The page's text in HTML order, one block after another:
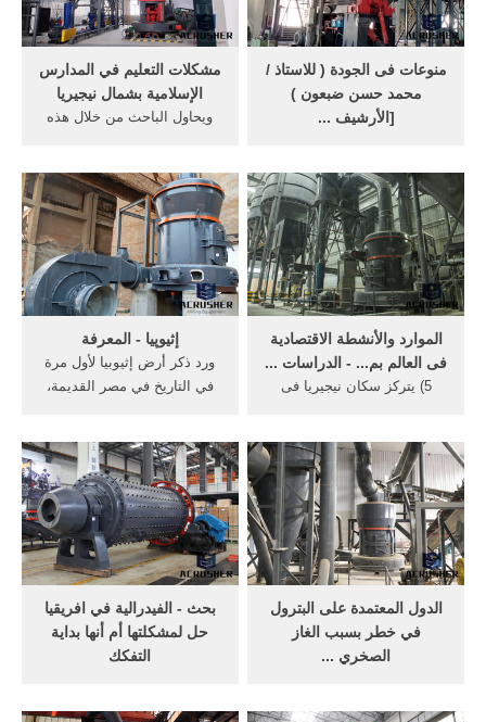
عشر، كان ...
مشكلات التعليم في المدارس
الإسلامية بشمال نيجيريا
ويحاول الباحث من خلال هذه
نيجيريا، لعله يسلط الضوء نحو
جزء من الخلل الذي تعانيه
الأنظمة التعليمية في بلاد
نيجيريا.
منوعات فى الجودة ( للاستاذ /
محمد حسن ضبعون )
[الأرشيف ...
كل ما تفعله. حتى وإن تشتتت
أفكارك ستتمكن من استجماعها
وتصويبها من جديد. القدرة على
التناغم المقدس يمكن اكتسابها
بالجهد والممارسة.
إثيوپيا - المعرفة
ورد ذكر أرض إثيوبيا لأول مرة
في التاريخ في مصر القديمة،
سنة قبل الميلاد أراضي جنوب
النوبة أو كوش أطلقوا عليها
"بنط".تظهر نقوش جدارية على
معبد الدير البحري مشاهد من
...
الموارد والأنشطة الاقتصادية
فى العالم بم... - الدراسات ...
5) يتركز سكان نيجيريا فى
والماعز فى نيجيريا. 2) قلة عدد
ارتفاع الكثافة السكانية فى
هضبة جوس.
بحث - الفيدرالية في افريقيا
حل لمشكلتها أم أنها بداية
التفكك
الدول المعتمدة على البترول
في خطر بسبب الغاز
الصخري ...